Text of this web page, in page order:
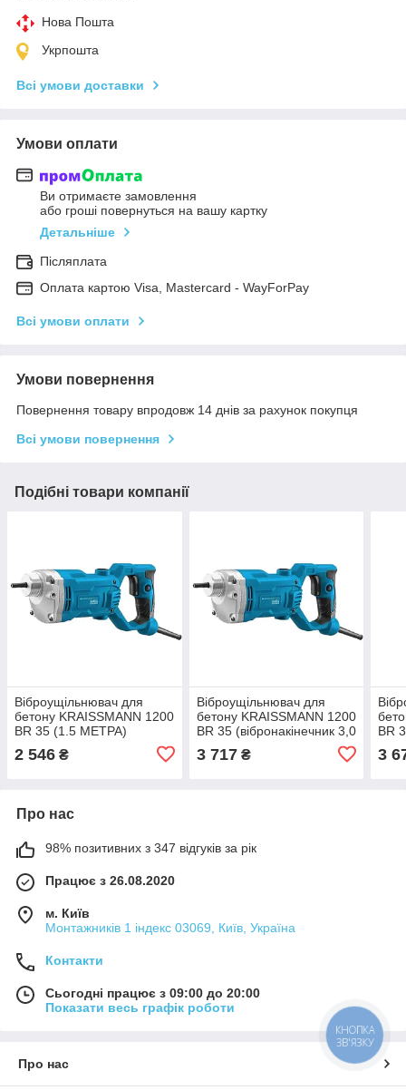
Нова Пошта
Укрпошта
Всі умови доставки
Умови оплати
Ви отримаєте замовлення
або гроші повернуться на вашу картку
Детальніше
Післяплата
Оплата картою Visa, Mastercard - WayForPay
Всі умови оплати
Умови повернення
Повернення товару впродовж 14 днів за рахунок покупця
Всі умови повернення
Подібні товари компанії
Віброущільнювач для
бетону KRAISSMANN 1200
BR 35 (1.5 МЕТРА)
2 546 ₴
Віброущільнювач для
бетону KRAISSMANN 1200
BR 35 (вібронакінечник 3,0
3 717₴
BR
3
Про нас
98% позитивних з 347 відгуків за рік
Працює з 26.08.2020
м. Київ
Монтажників 1 індекс 03069, Київ, Україна
Контакти
Сьогодні працює з 09:00 до 20:00
Показати весь графік роботи
Про нас
КНОПКА
ЗВ'ЯЗКУ